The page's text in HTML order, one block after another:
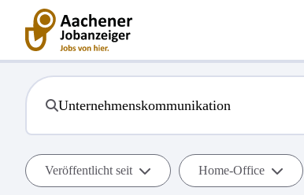
Veröffentlicht seit Home-Office